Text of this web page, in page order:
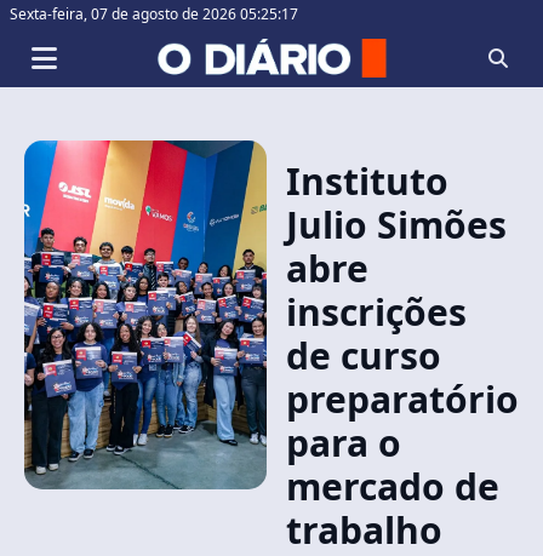
Sexta-feira,07 de agosto de 2026 05:25:17
Instituto
Julio Simões
abre
inscrições
de curso
preparatório
para o
mercado de
trabalho